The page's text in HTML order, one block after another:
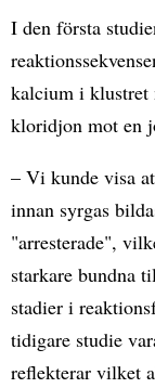
I den första
kalcium i klustret
kloridjon mot en
– Vi kunde visa
innan syrgas
"arresterade",
starkare bundna
stadier i
tidigare studie
reflekterar vilket